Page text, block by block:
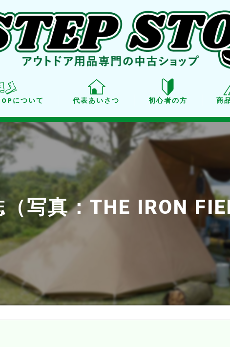
について 代表あいさつ 初心者の方 商
商品
点検
写真：THE IRON